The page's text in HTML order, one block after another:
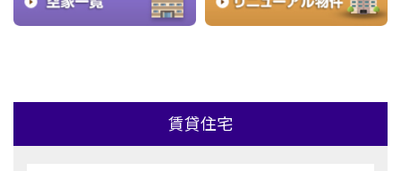
賃貸住宅